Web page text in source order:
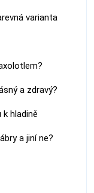
varianta
a zdravý?
hladině
a jiní ne?